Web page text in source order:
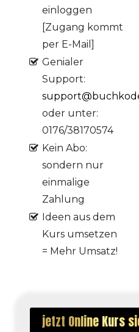
einloggen
[Zugang kommt
per E-Mail]
Genialer
Support:
oder unter:
0176/38170574
Kein Abo:
sondern nur
einmalige
Zahlung
Ideen aus dem
Kurs umsetzen
= Mehr Umsatz!
jetzt Online Kurs